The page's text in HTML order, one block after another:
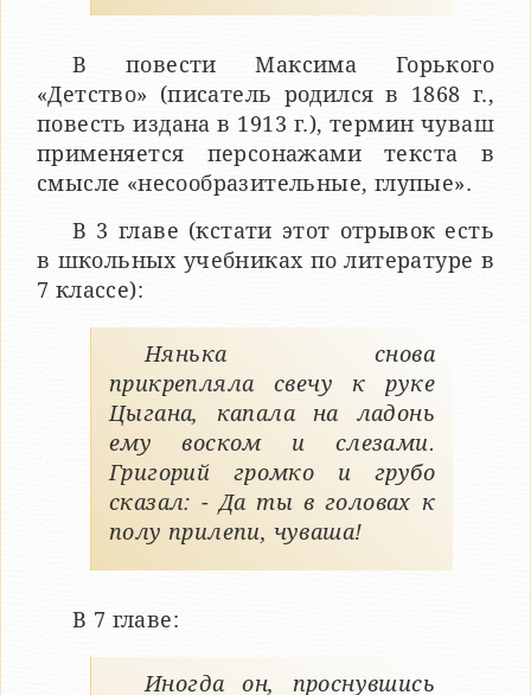
В повести Максима Горького
«Детство» (писатель родился в 1868 г.,
повесть издана в 1913 г.), термин чуваш
применяется персонажами текста в
смысле «несообразительные, глупые».
В 3 главе (кстати этот отрывок есть
в школьных учебниках по литературе в
7 классе):
Нянька снова
прикрепляла свечу к руке
Цыгана, капала на ладонь
ему воском и слезами.
Григорий громко и грубо
сказал: - Да ты в головах к
полу прилепи, чуваша!
В 7 главе:
Иногда он, проснувшись